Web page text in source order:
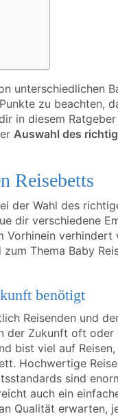
unterschiedlichen
zu beachten,
in diesem
Auswahl des
Reisebetts
der Wahl des
dir verschiedene
Vorhinein
Thema Baby
benötigt
Reisenden und
der Zukunft oft
bist viel auf
Hochwertige
sind
auch ein
Qualität erwarten,